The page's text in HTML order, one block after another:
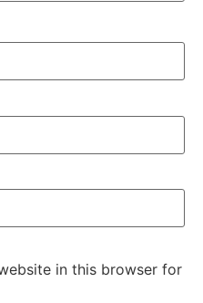
in this browser for